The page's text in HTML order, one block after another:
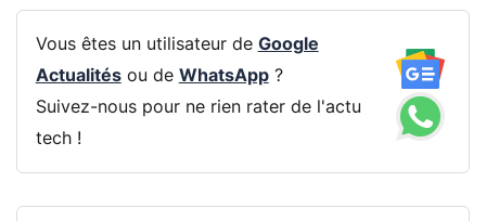
Vous êtes un utilisateur de Google
Actualitésou de WhatsApp?
Suivez-nous pour ne rien rater de l'actu
tech !